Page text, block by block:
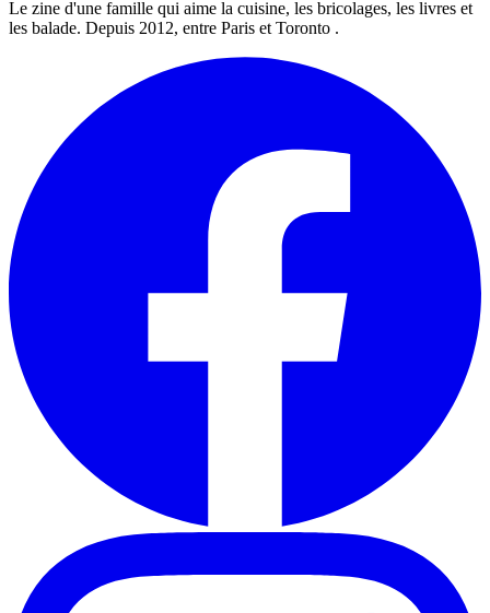
Le zine d'une famille qui aime la cuisine, les bricolages, les livres et
les balade. Depuis 2012, entre Paris et Toronto .